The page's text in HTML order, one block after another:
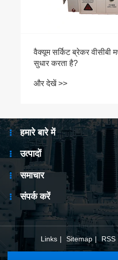
हमारे बारे में
उत्पादों
समाचार
संपर्क करें
Links | Sitemap | RSS